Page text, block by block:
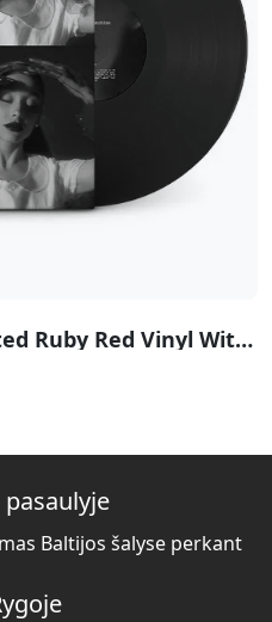
Eternal Sunshine (Limited Ruby Red Vinyl With Alternate Cover Edition)
Baltijos šalyse perkant